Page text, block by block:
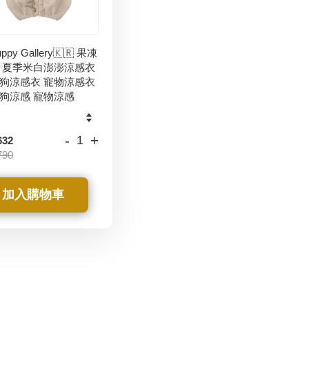
Gallery🇰🇷 果凍
夏季米白澎澎涼感衣
涼感衣 寵物涼感衣
涼感 寵物涼感
- +
加入購物車